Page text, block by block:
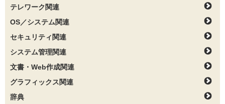
テレワーク関連
OS／システム関連
セキュリティ関連
システム管理関連
文書・Web作成関連
グラフィックス関連
辞典